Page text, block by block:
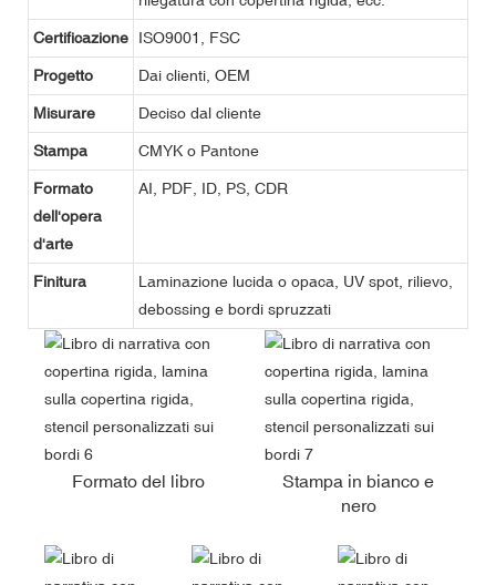
Certificazione ISO9001, FSC
Progetto Dai clienti, OEM
Misurare Deciso dal cliente
Stampa CMYK o Pantone
Formato
dell'opera
d'arte
AI, PDF, ID, PS, CDR
Finitura
Laminazione lucida o opaca, UV spot, rilievo,
debossing e bordi spruzzati
Formato del libro
Stampa in bianco e
nero